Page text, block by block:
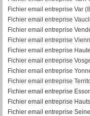
Fichier email entreprise Var
Fichier email entreprise
Fichier email entreprise
Fichier email entreprise
Fichier email entreprise
Fichier email entreprise
Fichier email entreprise
Fichier email entreprise
Fichier email entreprise
Fichier email entreprise
Fichier email entreprise